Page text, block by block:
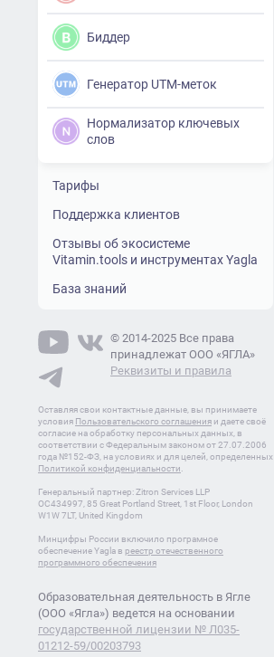
Биддер
Генератор UTM-меток
Нормализатор ключевых
слов
Тарифы
Поддержка клиентов
Отзывы об экосистеме
Vitamin.tools и инструментах Yagla
База знаний
© 2014-2025 Все права
принадлежат ООО «ЯГЛА»
Реквизиты и правила
Оставляя свои контактные данные, вы принимаете
условия Пользовательского соглашения и даете своё
согласие на обработку персональных данных, в
соответствии с Федеральным законом от 27.07.2006
года №152-ФЗ, на условиях и для целей, определенных
Политикой конфиденциальности
Генеральный партнер: Zitron Services LLP
OC434997, 85 Great Portland Street, 1st Floor, London
W1W 7LT, United Kingdom
Минцифры России включило програмное
обеспечение Yagla в реестр отечественного
программного обеспечения
Образовательная деятельность в Ягле
(ООО «Ягла») ведется на основании
государственной лицензии № Л035-
01212-59/00203793